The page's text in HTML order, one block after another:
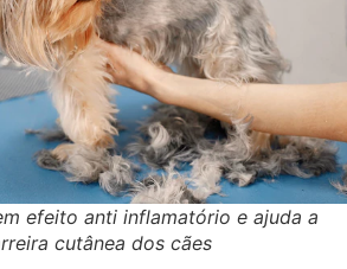
efeito anti inflamatório e ajuda a
cutânea dos cães